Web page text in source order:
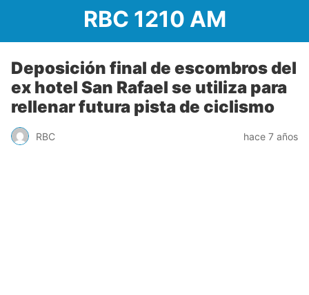
RBC 1210 AM
Deposición final de escombros del
ex hotel San Rafael se utiliza para
rellenar futura pista de ciclismo
RBC hace 7 años